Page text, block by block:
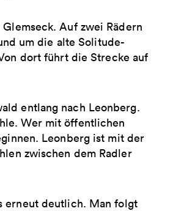
Auf zwei ­Rädern
um die alte ­Solitude-
dort führt die Strecke auf
entlang nach Leonberg.
Wer mit öffentlichen
Leonberg ist mit der
zwischen dem Radler
erneut deutlich. Man folgt